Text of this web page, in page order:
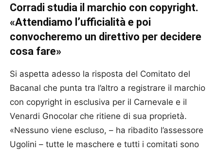
Corradi studia il marchio con copyright.
«Attendiamo l’ufficialità e poi
convocheremo un direttivo per decidere
cosa fare»
Si aspetta adesso la risposta del Comitato del
Bacanal che punta tra l’altro a registrare il marchio
con copyright in esclusiva per il Carnevale e il
Venardi Gnocolar che ritiene di sua proprietà.
«Nessuno viene escluso, – ha ribadito l’assessore
Ugolini – tutte le maschere e tutti i comitati sono